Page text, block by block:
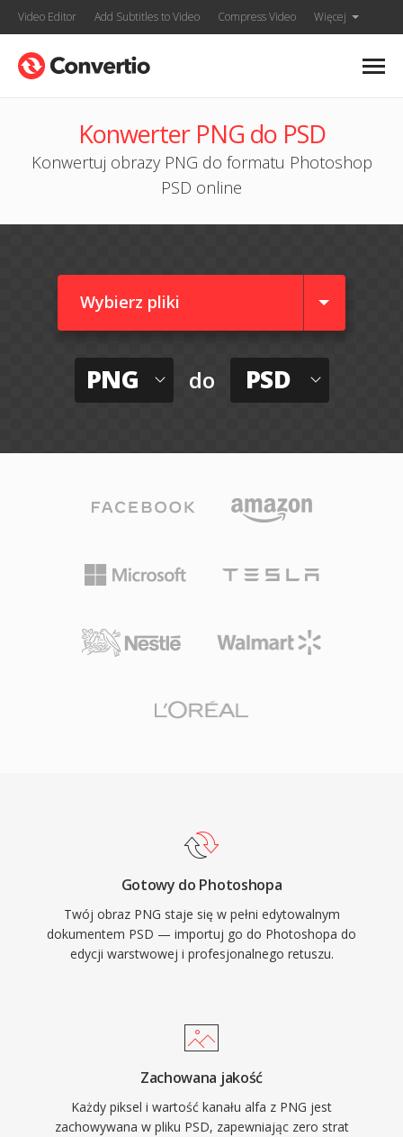
Video Editor Add Subtitles to Video Compress Video Więcej
Konwerter PNG do PSD
Konwertuj obrazy PNG do formatu Photoshop
PSD online
Wybierz pliki
PNG do PSD
Gotowy do Photoshopa
Twój obraz PNG staje się w pełni edytowalnym
dokumentem PSD — importuj go do Photoshopa do
edycji warstwowej i profesjonalnego retuszu.
Zachowana jakość
Każdy piksel i wartość kanału alfa z PNG jest
zachowywana w pliku PSD, zapewniając zero strat